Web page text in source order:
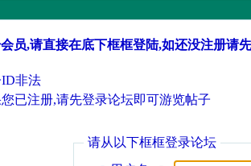
员,请直接在底下框框登陆,如还没注册请
非法
已注册,请先登录论坛即可游览帖子
请从以下框框登录论坛